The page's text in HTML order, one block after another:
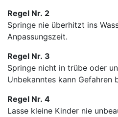
Regel Nr. 2
Springe nie überhitzt ins
Anpassungszeit.
Regel Nr. 3
Springe nicht in trübe oder
Unbekanntes kann Gefahren
Regel Nr. 4
Lasse kleine Kinder nie